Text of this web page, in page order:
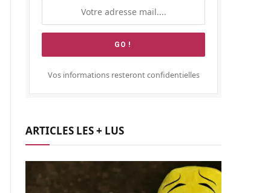
Vos informations resteront confidentielles
ARTICLES LES + LUS